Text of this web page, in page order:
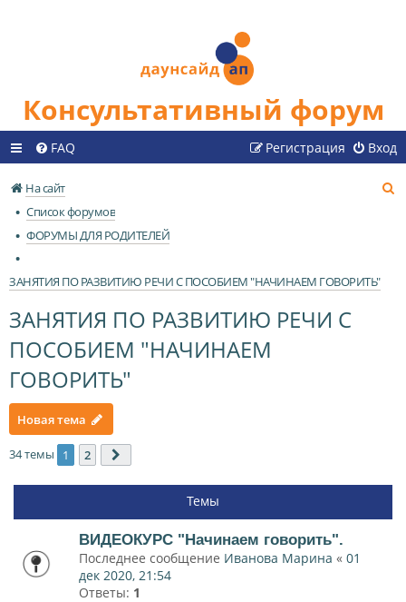
Консультативный форум
FAQ Вход
Регистрация
На сайт
Список форумов
ФОРУМЫ ДЛЯ РОДИТЕЛЕЙ
ЗАНЯТИЯ ПО РАЗВИТИЮ РЕЧИ С ПОСОБИЕМ "НАЧИНАЕМ ГОВОРИТЬ"
ЗАНЯТИЯ ПО РАЗВИТИЮ РЕЧИ С
ПОСОБИЕМ "НАЧИНАЕМ
ГОВОРИТЬ"
Новая тема
34 темы 1 2
Темы
ВИДЕОКУРС "Начинаем говорить".
Последнее сообщение Иванова Марина « 01
дек 2020, 21:54
Ответы: 1